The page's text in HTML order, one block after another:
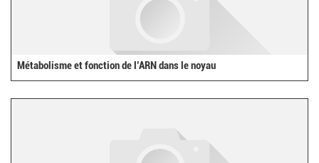
Métabolisme et fonction de l’ARN dans le noyau